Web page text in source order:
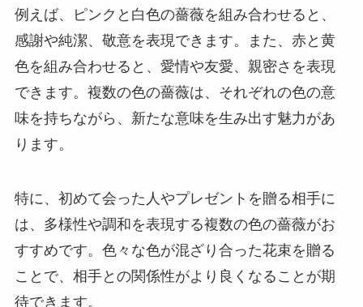
例えば、ピンクと白色の薔薇を組み合わせると、
感謝や純潔、敬意を表現できます。また、赤と黄
色を組み合わせると、愛情や友愛、親密さを表現
できます。複数の色の薔薇は、それぞれの色の意
味を持ちながら、新たな意味を生み出す魅力があ
ります。
特に、初めて会った人やプレゼントを贈る相手に
は、多様性や調和を表現する複数の色の薔薇がお
すすめです。色々な色が混ざり合った花束を贈る
ことで、相手との関係性がより良くなることが期
待できます。